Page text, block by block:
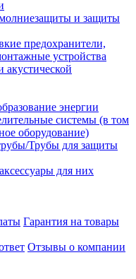
молниезащиты и защиты
предохранители,
устройства
акустической
энергии
системы (в том
оборудование)
Трубы для защиты
для них
Гарантия на товары
Отзывы о компании